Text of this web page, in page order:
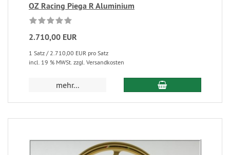
OZ Racing Piega R Aluminium
2.710,00 EUR
1 Satz / 2.710,00 EUR pro Satz
incl. 19 % MWSt. zzgl. Versandkosten
mehr...